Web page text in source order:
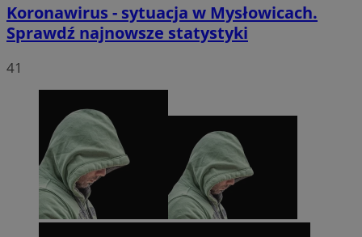
Koronawirus - sytuacja w Mysłowicach.
Sprawdź najnowsze statystyki
41